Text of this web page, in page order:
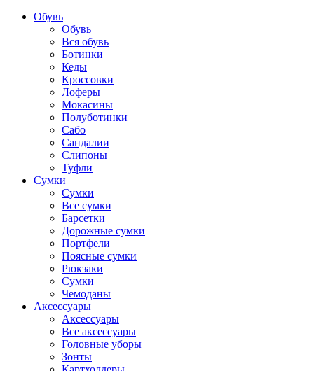
Обувь
Обувь
Вся обувь
Ботинки
Кеды
Кроссовки
Лоферы
Мокасины
Полуботинки
Сабо
Сандалии
Слипоны
Туфли
Сумки
Сумки
Все сумки
Барсетки
Дорожные сумки
Портфели
Поясные сумки
Рюкзаки
Сумки
Чемоданы
Аксессуары
Аксессуары
Все аксессуары
Головные уборы
Зонты